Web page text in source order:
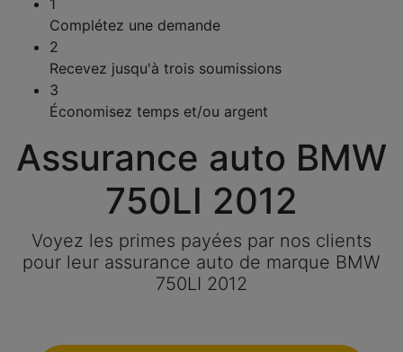
1
Complétez une demande
2
Recevez jusqu'à trois soumissions
3
Économisez temps et/ou argent
Assurance auto BMW
750LI 2012
Voyez les primes payées par nos clients
pour leur assurance auto de marque BMW
750LI 2012